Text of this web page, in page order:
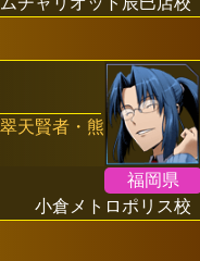
天賢者・熊
福岡県
小倉メトロポリス校